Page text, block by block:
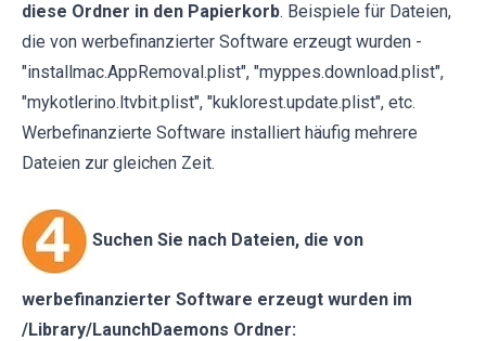
diese Ordner in den Papierkorb. Beispiele für Dateien,
die von werbefinanzierter Software erzeugt wurden -
"installmac.AppRemoval.plist", "myppes.download.plist",
"mykotlerino.ltvbit.plist", "kuklorest.update.plist", etc.
Werbefinanzierte Software installiert häufig mehrere
Dateien zur gleichen Zeit.
Suchen Sie nach Dateien, die von
werbefinanzierter Software erzeugt wurden im
/Library/LaunchDaemons Ordner: